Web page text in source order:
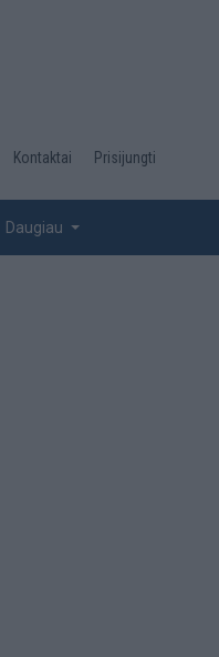
Kontaktai Prisijungti
Daugiau